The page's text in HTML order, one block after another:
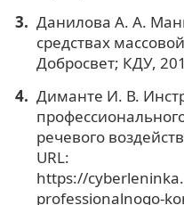
Данилова А. А.
средствах
Добросвет; КДУ,
Диманте И. В.
речевого
URL:
https://
professionalnogo-